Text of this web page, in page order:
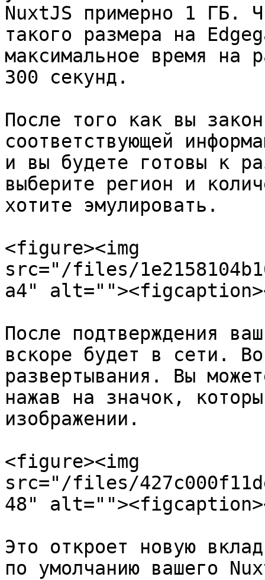
NuxtJS примерно 1 ГБ.
такого размера на
максимальное время на
300 секунд.
После того как вы
соответствующей
и вы будете готовы к
выберите регион и
хотите эмулировать.
<figure><img
src="/files/
a4"
После подтверждения
вскоре будет в сети.
развертывания. Вы
нажав на значок,
изображении.
<figure><img
src="/files/
48"
Это откроет новую
по умолчанию вашего